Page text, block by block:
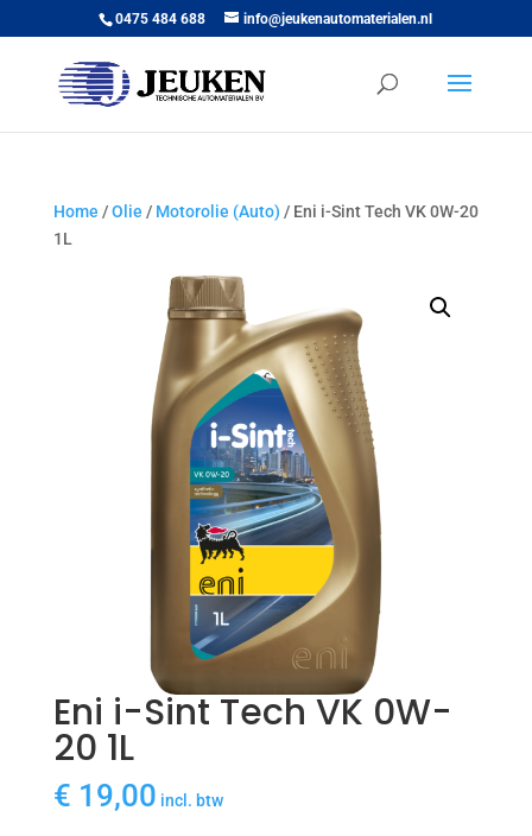
0475 484 688 info@jeukenautomaterialen.nl
Home /Olie / Motorolie (Auto) / Eni i-Sint Tech VK 0W-20
1L
Eni i-Sint Tech VK 0W-
20 1L
€ 19,00 incl. btw